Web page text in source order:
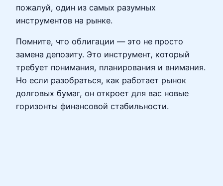
пожалуй, один из самых разумных
инструментов на рынке.
Помните, что облигации — это не просто
замена депозиту. Это инструмент, который
требует понимания, планирования и внимания.
Но если разобраться, как работает рынок
долговых бумаг, он откроет для вас новые
горизонты финансовой стабильности.